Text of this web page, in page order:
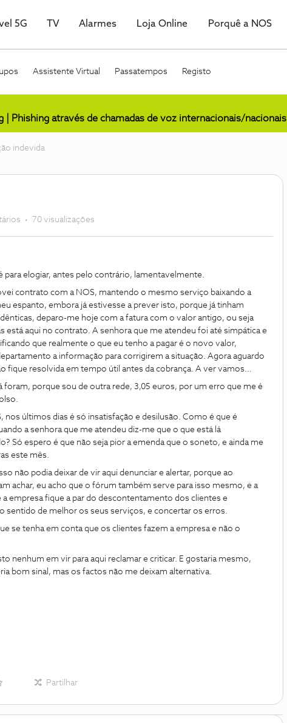
5G TV Alarmes Loja Online Porquê a NOS
Assistente Virtual Passatempos Registo
| Phishing através de chamadas de voz internacionais/nacionais
indevida
70 visualizações
para elogiar, antes pelo contrário, lamentavelmente.
contrato com a NOS, mantendo o mesmo serviço baixando a
espanto, embora já estivesse a prever isto, porque já tinham
deparo-me hoje com a fatura com o valor antigo, ou seja
está aqui no contrato. A senhora que me atendeu foi até simpática e
que realmente o que eu tenho a pagar é o novo valor,
a informação para corrigirem a situação. Agora aguardo
fique resolvida em tempo útil antes da cobrança. A ver vamos…
foram, porque sou de outra rede, 3,05 euros, por um erro que me é
nos últimos dias é só insatisfação e desilusão. Como é que é
a senhora que me atendeu diz-me que o que está lá
Só espero é que não seja pior a emenda que o soneto, e ainda me
este mês.
não podia deixar de vir aqui denunciar e alertar, porque ao
achar, eu acho que o fórum também serve para isso mesmo, e a
empresa fique a par do descontentamento dos clientes e
sentido de melhor os seus serviços, e concertar os erros.
se tenha em conta que os clientes fazem a empresa e não o
nenhum em vir para aqui reclamar e criticar. E gostaria mesmo,
bom sinal, mas os factos não me deixam alternativa.
Partilhar